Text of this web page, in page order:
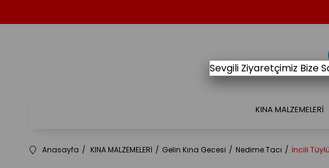
KINA MALZEMELERİ
Anasayfa KINA MALZEMELERİ Gelin Kına Gecesi Nedime Tacı İncili
Sevgili Ziyaretçimiz Bize